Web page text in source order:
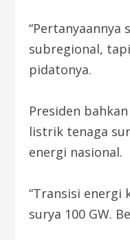
subregional,
pidatonya.
Presiden
listrik tenaga
energi nasional.
“Transisi energi
surya 100 GW.